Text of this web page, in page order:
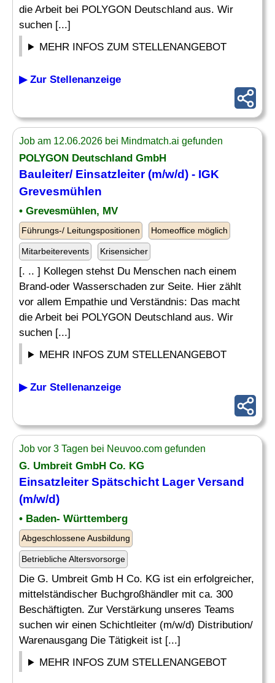
die Arbeit bei POLYGON Deutschland aus. Wir
suchen [...]
MEHR INFOS ZUM STELLENANGEBOT
▶ Zur Stellenanzeige
Job am 12.06.2026 bei Mindmatch.ai gefunden
POLYGON Deutschland GmbH
Bauleiter/ Einsatzleiter(m/w/d) - IGK
Grevesmühlen
• Grevesmühlen, MV
Führungs-/ Leitungspositionen Homeoffice möglich
Mitarbeiterevents Krisensicher
[. .. ] Kollegen stehst Du Menschen nach einem
Brand-oder Wasserschaden zur Seite. Hier zählt
vor allem Empathie und Verständnis: Das macht
die Arbeit bei POLYGON Deutschland aus. Wir
suchen [...]
MEHR INFOS ZUM STELLENANGEBOT
▶ Zur Stellenanzeige
Job vor 3 Tagen bei Neuvoo.com gefunden
G. Umbreit GmbH Co. KG
EinsatzleiterSpätschicht Lager Versand
(m/w/d)
• Baden- Württemberg
Abgeschlossene Ausbildung
Betriebliche Altersvorsorge
Die G. Umbreit Gmb H Co. KG ist ein erfolgreicher,
mittelständischer Buchgroßhändler mit ca. 300
Beschäftigten. Zur Verstärkung unseres Teams
suchen wir einen Schichtleiter (m/w/d) Distribution/
Warenausgang Die Tätigkeit ist [...]
MEHR INFOS ZUM STELLENANGEBOT